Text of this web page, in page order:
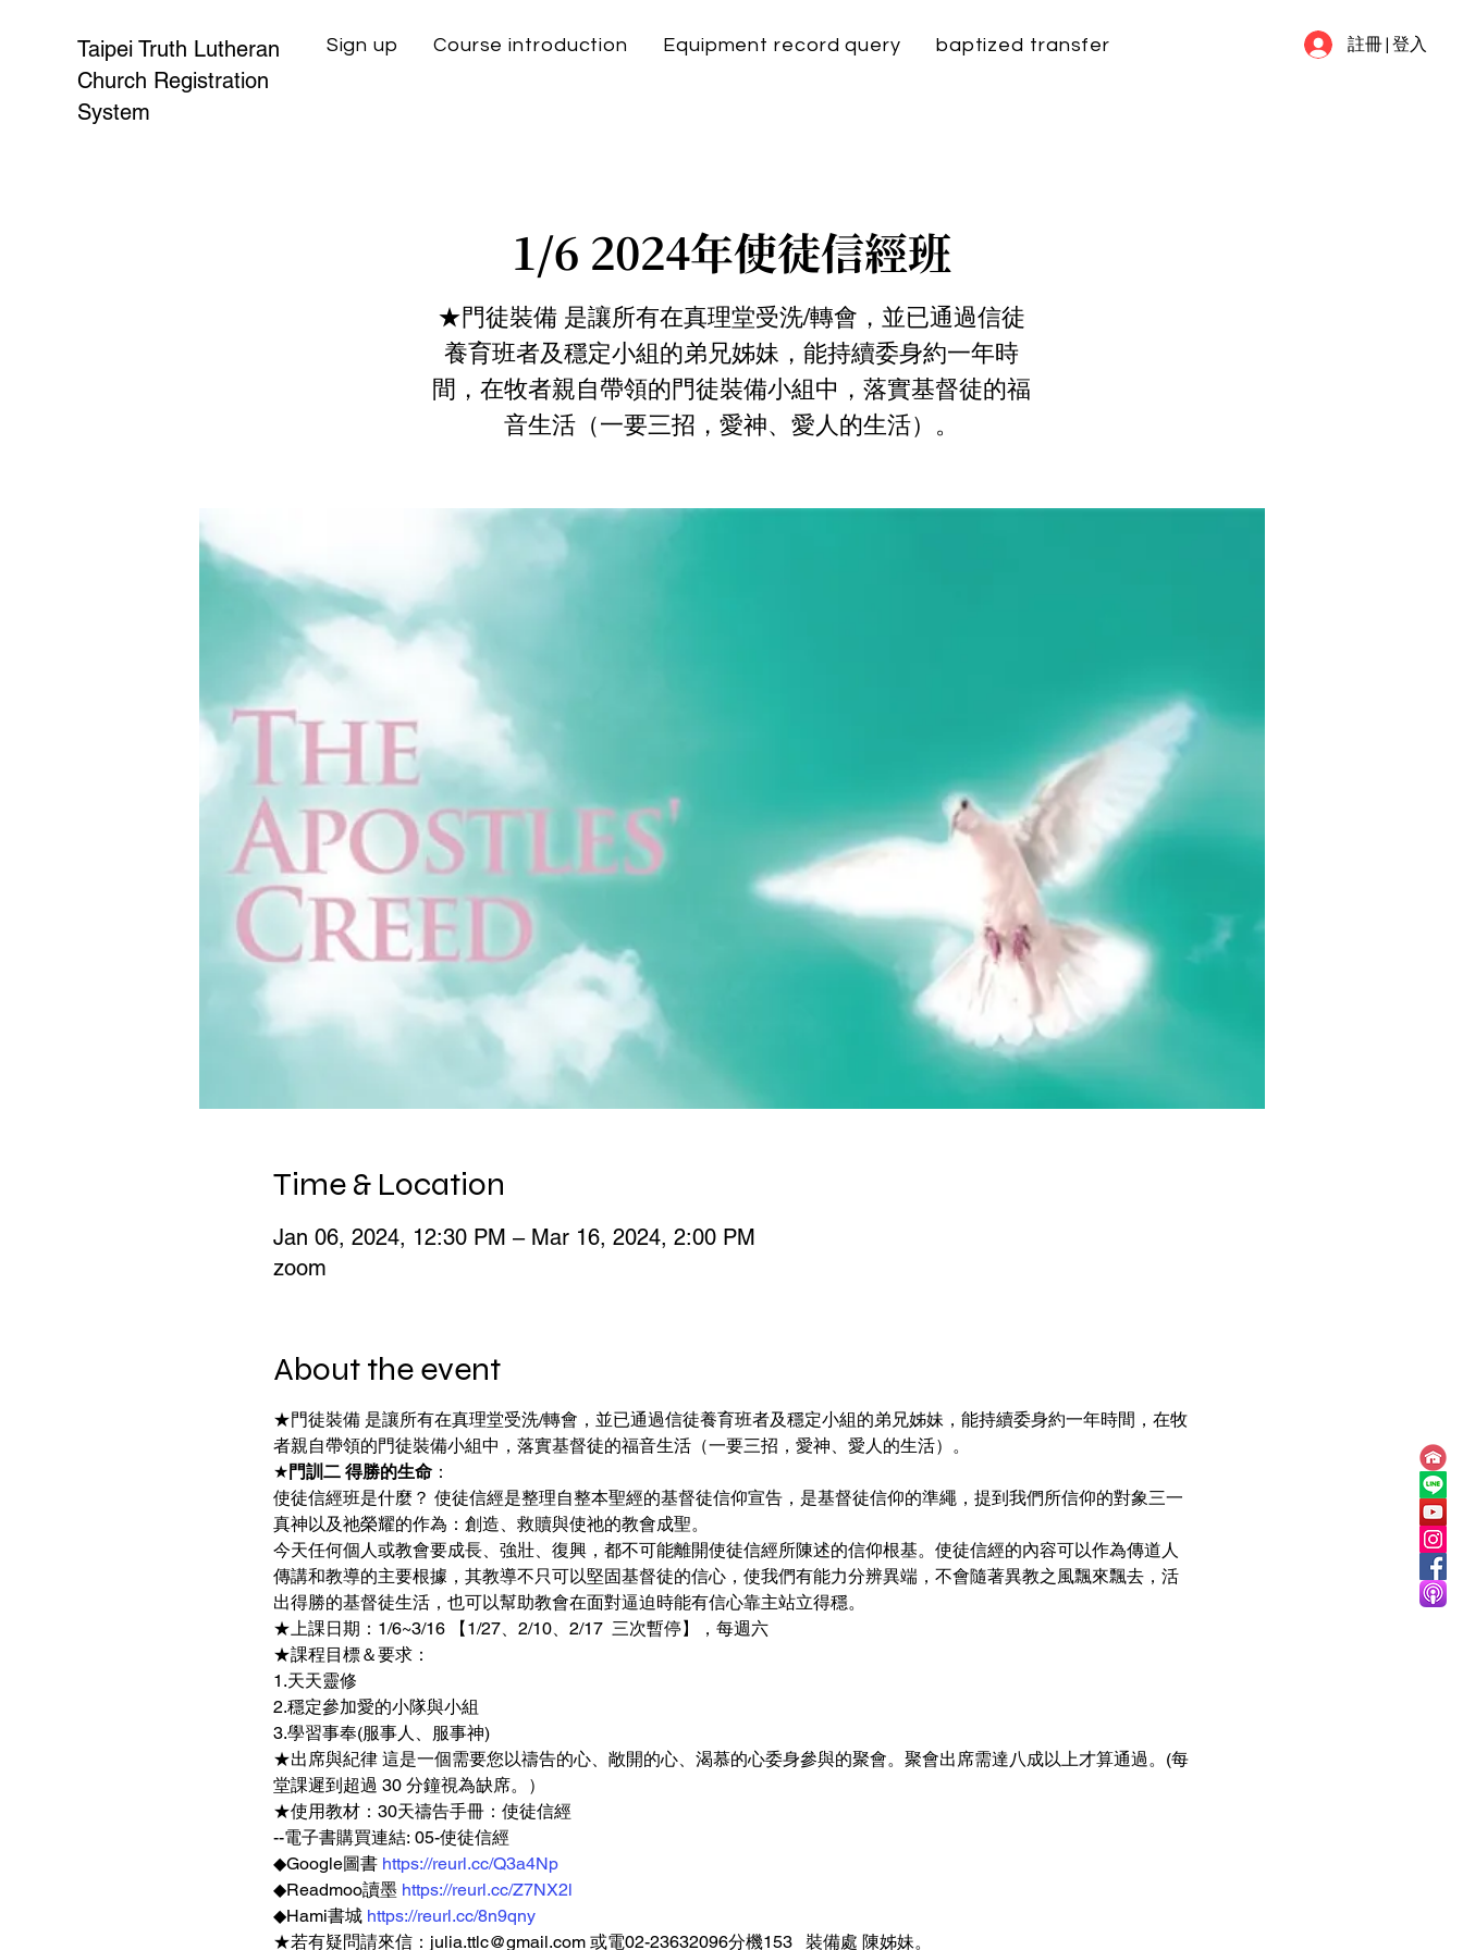
Taipei Truth Lutheran
Church Registration
System
Sign up Course introduction Equipment record query baptized transfer FAQ註冊 | 登入
1/6 2024年使徒信經班
★門徒裝備 是讓所有在真理堂受洗/轉會，並已通過信徒
養育班者及穩定小組的弟兄姊妹，能持續委身約一年時
間，在牧者親自帶領的門徒裝備小組中，落實基督徒的福
音生活（一要三招，愛神、愛人的生活）。
Time & Location
Jan 06, 2024, 12:30 PM – Mar 16, 2024, 2:00 PM
zoom
About the event
★門徒裝備 是讓所有在真理堂受洗/轉會，並已通過信徒養育班者及穩定小組的弟兄姊妹，能持續委身約一年時間，在牧
者親自帶領的門徒裝備小組中，落實基督徒的福音生活（一要三招，愛神、愛人的生活）。
★ 門訓二 得勝的生命：
使徒信經班是什麼？ 使徒信經是整理自整本聖經的基督徒信仰宣告，是基督徒信仰的準繩，提到我們所信仰的對象三一
真神以及祂榮耀的作為：創造、救贖與使祂的教會成聖。
今天任何個人或教會要成長、強壯、復興，都不可能離開使徒信經所陳述的信仰根基。使徒信經的內容可以作為傳道人
傳講和教導的主要根據，其教導不只可以堅固基督徒的信心，使我們有能力分辨異端，不會隨著異教之風飄來飄去，活
出得勝的基督徒生活，也可以幫助教會在面對逼迫時能有信心靠主站立得穩。
★上課日期：1/6~3/16 【1/27、2/10、2/17  三次暫停】，每週六
★課程目標＆要求：
1.天天靈修
2.穩定參加愛的小隊與小組
3.學習事奉(服事人、服事神)
★出席與紀律 這是一個需要您以禱告的心、敞開的心、渴慕的心委身參與的聚會。聚會出席需達八成以上才算通過。(每
堂課遲到超過 30 分鐘視為缺席。）
★使用教材：30天禱告手冊：使徒信經
--電子書購買連結: 05-使徒信經
◆Google圖書 https://reurl.cc/Q3a4Np
◆Readmoo讀墨 https://reurl.cc/Z7NX2l
◆Hami書城 https://reurl.cc/8n9qny
★若有疑問請來信：julia.ttlc@gmail.com 或電02-23632096分機153   裝備處 陳姊妹。